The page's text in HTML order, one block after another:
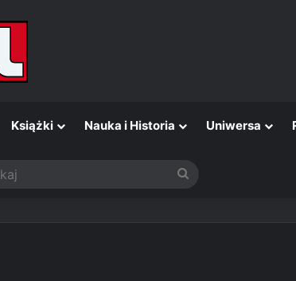
Książki Nauka i Historia Uniwersa